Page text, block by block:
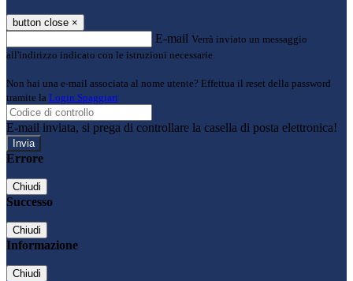
button close ×
E-mail Verrà inviato un messaggio
all'indirizzo indicato con le istruzioni necessarie.
Non hai una e-mail associata al nome utente? Effettua il reset della password
tramite la Login Spaggiari
E-mail inviata, si prega di controllare la casella di posta elettronica!
Errore
Chiudi
Successo
Chiudi
Informazione
Chiudi